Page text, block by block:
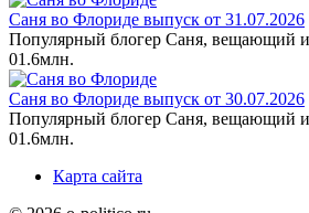
Саня во Флориде выпуск от 31.07.2026
Популярный блогер Саня, вещающий
01.6млн.
Саня во Флориде выпуск от 30.07.2026
Популярный блогер Саня, вещающий
01.6млн.
Карта сайта